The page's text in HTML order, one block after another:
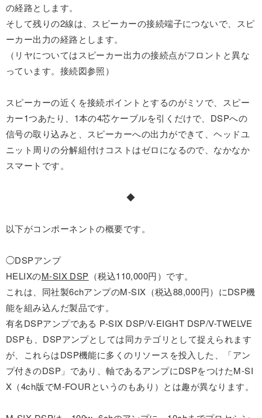
の経路とします。
そして残りの2線は、スピーカーの接続端子につないで、スピ
ーカー出力の経路とします。
（リヤについてはスピーカー出力の接続点がフロントと異な
っています。接続図参照）
スピーカーの近くを接続ポイントとするのがミソで、スピー
カー1つあたり、1本の4芯ケーブルを引くだけで、DSPへの
信号の取り込みと、スピーカーへの出力ができて、ヘッドユ
ニット周りの分解組付けコストはゼロになるので、なかなか
スマートです。
◆
以下がコンポーネントの概要です。
◯DSPアンプ
HELIXのM-SIX DSP （税込110,000円）です。
これは、同社製6chアンプのM-SIX（税込88,000円）にDSP機
能を組み込んだ製品です。
有名DSPアンプである P-SIX DSP/V-EIGHT DSP/V-TWELVE
DSPも、DSPアンプとしては同カテゴリとして捉えられます
が、これらはDSP機能に多くのリソースを投入した、「アン
プ付きのDSP」であり、軸であるアンプにDSPをつけたM-SI
X（4ch版でM-FOURというのもあり）とは趣が異なります。